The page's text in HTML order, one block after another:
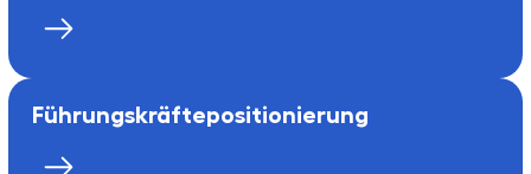
Führungs­kräfte­positionierung